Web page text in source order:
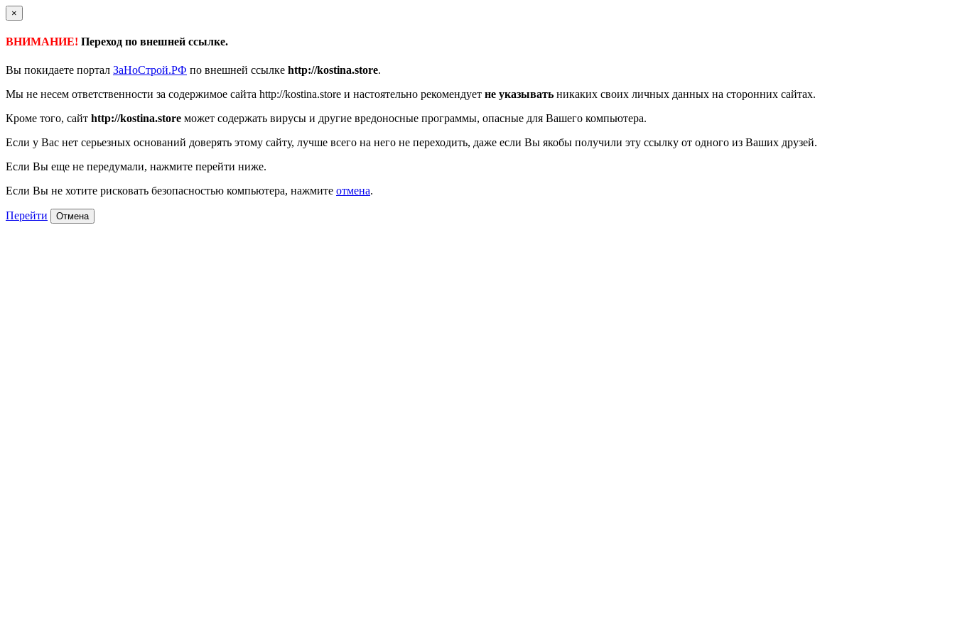
×
ВНИМАНИЕ! Переход по внешней ссылке.
Вы покидаете портал ЗаНоСтрой.РФ по внешней ссылке http://kostina.store.
Мы не несем ответственности за содержимое сайта http://kostina.store и настоятельно рекомендует не указывать никаких своих личных данных на сторонних сайтах.
Кроме того, сайт http://kostina.store может содержать вирусы и другие вредоносные программы, опасные для Вашего компьютера.
Если у Вас нет серьезных оснований доверять этому сайту, лучше всего на него не переходить, даже если Вы якобы получили эту ссылку от одного из Ваших друзей.
Если Вы еще не передумали, нажмите перейти ниже.
Если Вы не хотите рисковать безопасностью компьютера, нажмите отмена.
Перейти Отмена